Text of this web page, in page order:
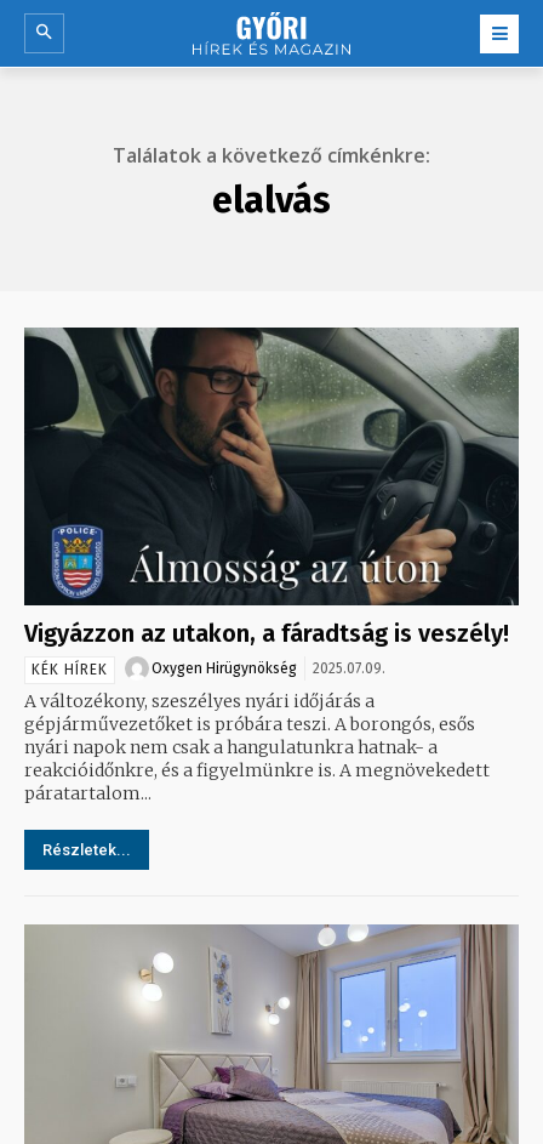
Találatok a következő címkénkre:
elalvás
Vigyázzon az utakon, a fáradtság is veszély!
KÉK HÍREK Oxygen Hirügynökség 2025.07.09.
A változékony, szeszélyes nyári időjárás a
gépjárművezetőket is próbára teszi. A borongós, esős
nyári napok nem csak a hangulatunkra hatnak- a
reakcióidőnkre, és a figyelmünkre is. A megnövekedett
páratartalom...
Részletek...